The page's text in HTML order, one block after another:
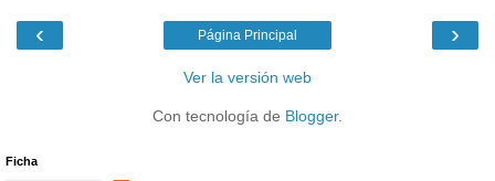
‹ ›
Página Principal
Ver la versión web
Con tecnología de Blogger.
Ficha